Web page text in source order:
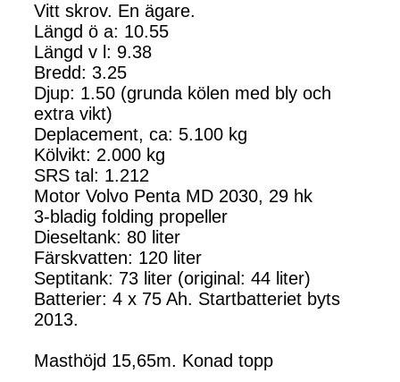
Vitt skrov. En ägare.
Längd ö a: 10.55
Längd v l: 9.38
Bredd: 3.25
Djup: 1.50 (grunda kölen med bly och
extra vikt)
Deplacement, ca: 5.100 kg
Kölvikt: 2.000 kg
SRS tal: 1.212
Motor Volvo Penta MD 2030, 29 hk
3-bladig folding propeller
Dieseltank: 80 liter
Färskvatten: 120 liter
Septitank: 73 liter (original: 44 liter)
Batterier: 4 x 75 Ah. Startbatteriet byts
2013.
Masthöjd 15,65m. Konad topp